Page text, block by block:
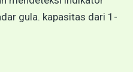
gula. kapasitas dari 1-